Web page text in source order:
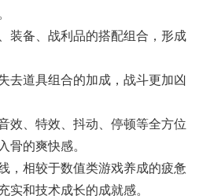
装备、战利品的搭配组合，形成
去道具组合的加成，战斗更加凶
效、特效、抖动、停顿等全方位
骨的爽快感。
，相较于数值类游戏养成的疲惫
实和技术成长的成就感。